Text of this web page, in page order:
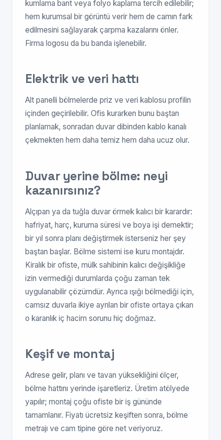
kumlama bant veya folyo kaplama tercih edilebilir;
hem kurumsal bir görüntü verir hem de camın fark
edilmesini sağlayarak çarpma kazalarını önler.
Firma logosu da bu banda işlenebilir.
Elektrik ve veri hattı
Alt panelli bölmelerde priz ve veri kablosu profilin
içinden geçirilebilir. Ofis kurarken bunu baştan
planlamak, sonradan duvar dibinden kablo kanalı
çekmekten hem daha temiz hem daha ucuz olur.
Duvar yerine bölme: neyi
kazanırsınız?
Alçıpan ya da tuğla duvar örmek kalıcı bir karardır:
hafriyat, harç, kuruma süresi ve boya işi demektir;
bir yıl sonra planı değiştirmek isterseniz her şey
baştan başlar. Bölme sistemi ise kuru montajdır.
Kiralık bir ofiste, mülk sahibinin kalıcı değişikliğe
izin vermediği durumlarda çoğu zaman tek
uygulanabilir çözümdür. Ayrıca ışığı bölmediği için,
camsız duvarla ikiye ayrılan bir ofiste ortaya çıkan
o karanlık iç hacim sorunu hiç doğmaz.
Keşif ve montaj
Adrese gelir, planı ve tavan yüksekliğini ölçer,
bölme hattını yerinde işaretleriz. Üretim atölyede
yapılır; montaj çoğu ofiste bir iş gününde
tamamlanır. Fiyatı ücretsiz keşiften sonra, bölme
metrajı ve cam tipine göre net veriyoruz.